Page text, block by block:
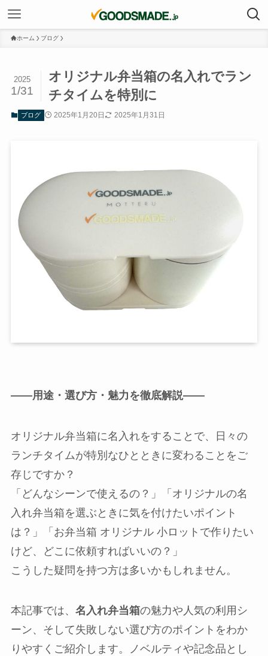
ホーム ブログ
オリジナル弁当箱の名入れでラン
チタイムを特別に
2025
1/31
ブログ 2025年1月20日 2025年1月31日
――用途・選び方・魅力を徹底解説――
オリジナル弁当箱に名入れをすることで、日々の
ランチタイムが特別なひとときに変わることをご
存じですか？
「どんなシーンで使えるの？」「オリジナルの名
入れ弁当箱を選ぶときに気を付けたいポイント
は？」「お弁当箱 オリジナル 小ロットで作りたい
けど、どこに依頼すればいいの？」
こうした疑問を持つ方は多いかもしれません。
本記事では、 名入れ弁当箱の魅力や人気の利用シ
ーン、そして失敗しない選び方のポイントをわか
りやすくご紹介します。ノベルティや記念品とし